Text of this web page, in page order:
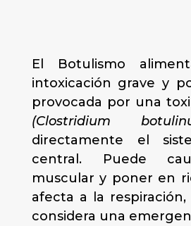
El Botulismo
intoxicación grave y
provocada por una
(Clostridium
directamente el
central. Puede
muscular y poner en
afecta a la
considera una